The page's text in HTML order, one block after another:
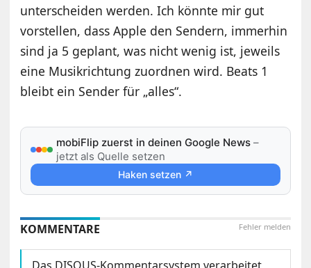
unterscheiden werden. Ich könnte mir gut
vorstellen, dass Apple den Sendern, immerhin
sind ja 5 geplant, was nicht wenig ist, jeweils
eine Musikrichtung zuordnen wird. Beats 1
bleibt ein Sender für „alles“.
mobiFlip zuerst in deinen Google News –
jetzt als Quelle setzen
Haken setzen ↗
Fehler melden
KOMMENTARE